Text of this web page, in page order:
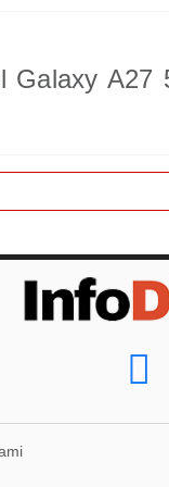
Galaxy A27